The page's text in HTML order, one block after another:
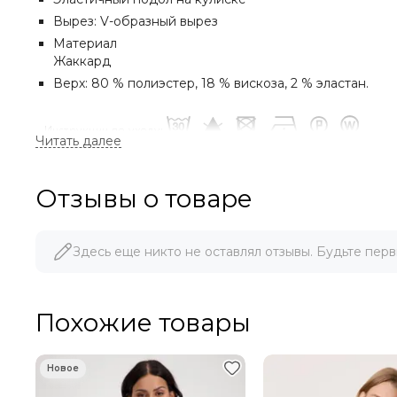
Вырез: V-образный вырез
Материал
Жаккард
Верх: 80 % полиэстер, 18 % вискоза, 2 % эластан.
1. СКИДКА 10% ПРИ ПЕРВОЙ ПОКУПКЕ
2. СКИДКА 20% НА ДЕНЬ РОЖДЕНИЯ
4. ПРОДАДИМ ПО ЦЕНЕ КОНКУРЕНТА
Отзывы о товаре
Здесь еще никто не оставлял отзывы. Будьте
Похожие товары